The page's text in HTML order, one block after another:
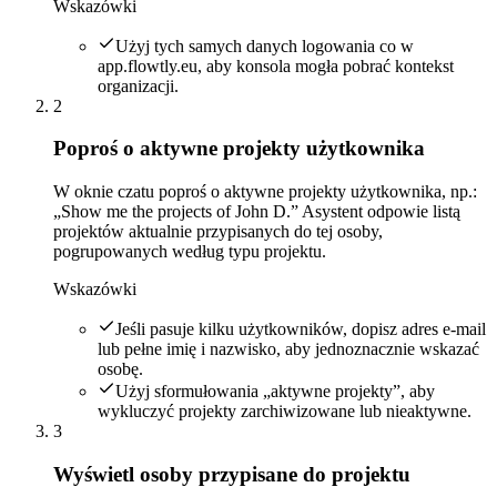
Wskazówki
Użyj tych samych danych logowania co w
app.flowtly.eu, aby konsola mogła pobrać kontekst
organizacji.
2
Poproś o aktywne projekty użytkownika
W oknie czatu poproś o aktywne projekty użytkownika, np.:
„Show me the projects of John D.” Asystent odpowie listą
projektów aktualnie przypisanych do tej osoby,
pogrupowanych według typu projektu.
Wskazówki
Jeśli pasuje kilku użytkowników, dopisz adres e-mail
lub pełne imię i nazwisko, aby jednoznacznie wskazać
osobę.
Użyj sformułowania „aktywne projekty”, aby
wykluczyć projekty zarchiwizowane lub nieaktywne.
3
Wyświetl osoby przypisane do projektu